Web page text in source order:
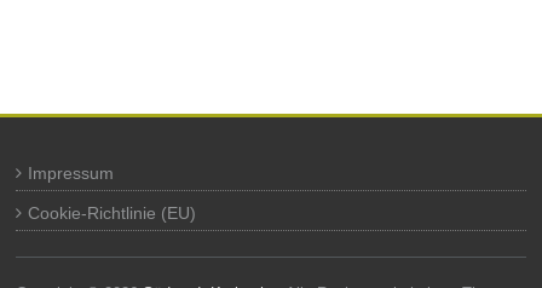
Impressum
Cookie-Richtlinie (EU)